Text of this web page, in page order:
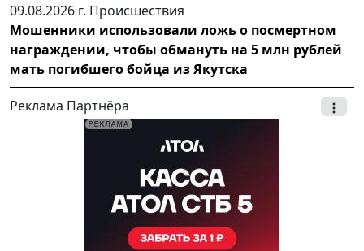
09.08.2026 г. Происшествия
Мошенники использовали ложь о посмертном
награждении, чтобы обмануть на 5 млн рублей
мать погибшего бойца из Якутска
Реклама Партнёра